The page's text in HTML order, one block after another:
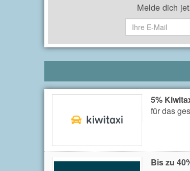
Melde dich
5%
für das
Bis zu